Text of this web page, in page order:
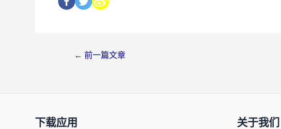
← 前一篇文章
下载应用 关于我们